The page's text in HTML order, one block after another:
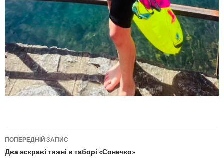
Навігація по публікаціям
ПОПЕРЕДНІЙ ЗАПИС
Два яскраві тижні в таборі «Сонечко»